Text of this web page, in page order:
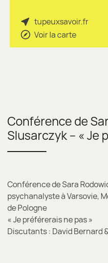
tupeuxsavoir.fr
Voir la carte
Conférence de
Slusarczyk – « Je
Conférence de Sara
psychanalyste à Varsovie,
de Pologne
« Je préférerais ne pas »
Discutants : David Bernard